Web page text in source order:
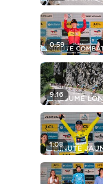
0:59
9:16
1:08